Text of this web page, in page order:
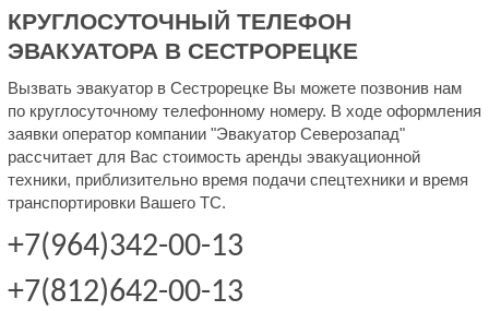
КРУГЛОСУТОЧНЫЙ ТЕЛЕФОН
ЭВАКУАТОРА В СЕСТРОРЕЦКЕ
Вызвать эвакуатор в Сестрорецке Вы можете позвонив нам
по круглосуточному телефонному номеру. В ходе оформления
заявки оператор компании "Эвакуатор Северозапад"
рассчитает для Вас стоимость аренды эвакуационной
техники, приблизительно время подачи спецтехники и время
транспортировки Вашего ТС.
+7(964)342-00-13
+7(812)642-00-13